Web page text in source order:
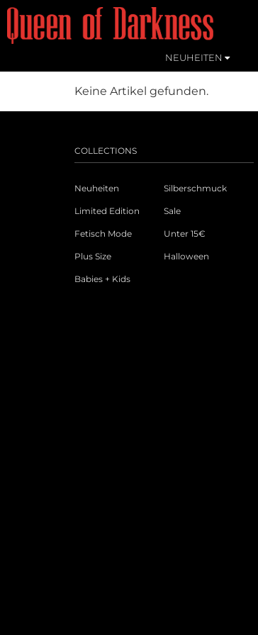
NEUHEITEN
Keine Artikel gefunden.
COLLECTIONS
Neuheiten
Limited Edition
Fetisch Mode
Plus Size
Babies + Kids
Silberschmuck
Sale
Unter 15€
Halloween